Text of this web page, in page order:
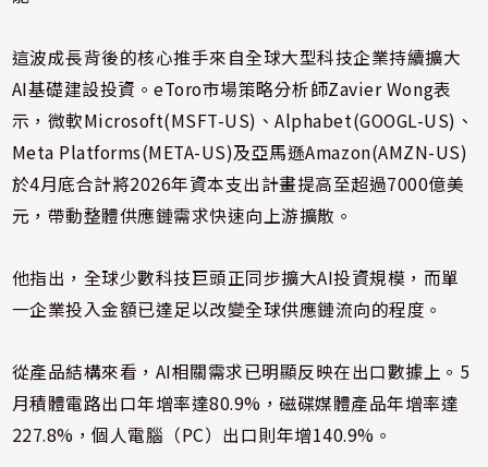
這波成長背後的核心推手來自全球大型科技企業持續擴大
AI基礎建設投資。eToro市場策略分析師Zavier Wong表
示，微軟Microsoft(MSFT-US)、Alphabet(GOOGL-US)、
Meta Platforms(META-US)及亞馬遜Amazon(AMZN-US)
於4月底合計將2026年資本支出計畫提高至超過7000億美
元，帶動整體供應鏈需求快速向上游擴散。
他指出，全球少數科技巨頭正同步擴大AI投資規模，而單
一企業投入金額已達足以改變全球供應鏈流向的程度。
從產品結構來看，AI相關需求已明顯反映在出口數據上。5
月積體電路出口年增率達80.9%，磁碟媒體產品年增率達
227.8%，個人電腦（PC）出口則年增140.9%。